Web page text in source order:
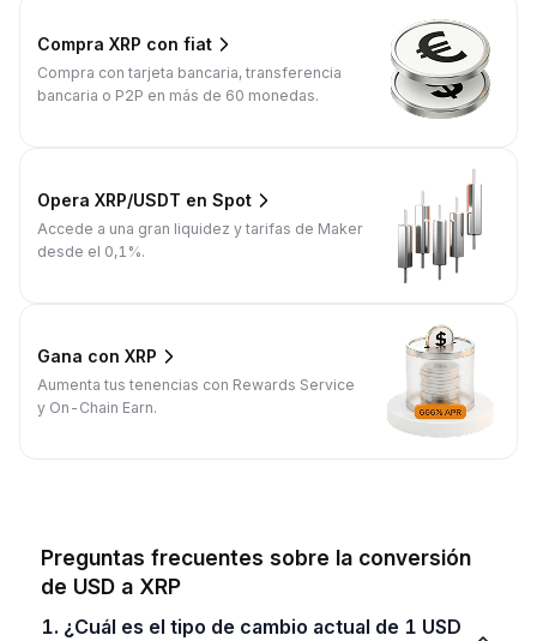
Compra XRP con fiat
Compra con tarjeta bancaria, transferencia
bancaria o P2P en más de 60 monedas.
Opera XRP/USDT en Spot
Accede a una gran liquidez y tarifas de Maker
desde el 0,1%.
Gana con XRP
Aumenta tus tenencias con Rewards Service
y On-Chain Earn.
Preguntas frecuentes sobre la conversión
de USD a XRP
1. ¿Cuál es el tipo de cambio actual de 1 USD